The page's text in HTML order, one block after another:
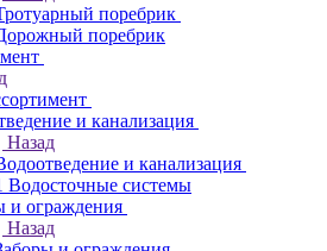
поребрик
поребрик
и канализация
Назад
и канализация
Водосточные системы
и ограждения
Назад